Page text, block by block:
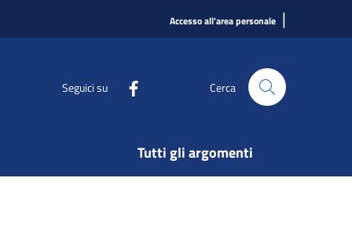
Accesso all'area personale |
Seguici su Cerca
Tutti gli argomenti